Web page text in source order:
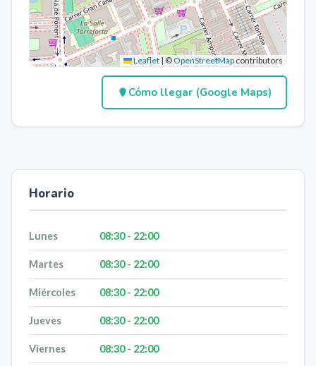
Leaflet | ©OpenStreetMap contributors
Cómo llegar (Google Maps)
Horario
Lunes 08:30 - 22:00
Martes 08:30 - 22:00
Miércoles 08:30 - 22:00
Jueves 08:30 - 22:00
Viernes 08:30 - 22:00